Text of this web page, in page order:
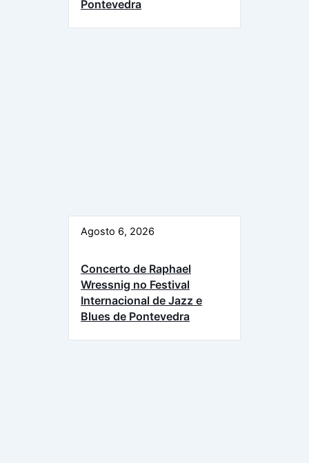
Pontevedra
Agosto 6, 2026
Concerto de Raphael
Wressnig no Festival
Internacional de Jazz e
Blues de Pontevedra